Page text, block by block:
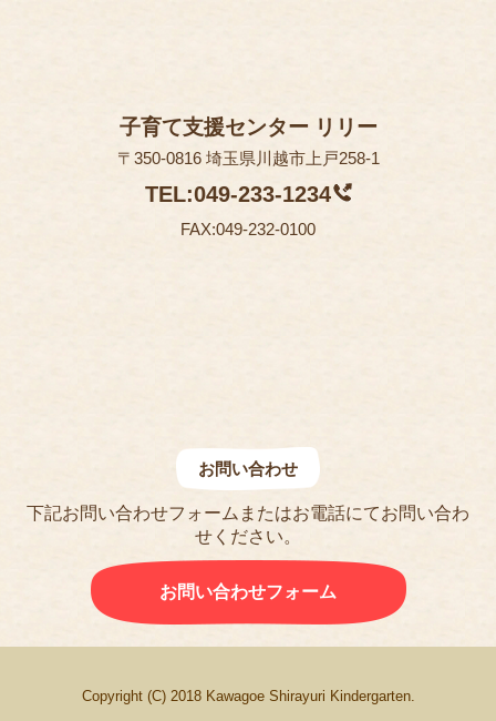
子育て支援センター リリー
〒350-0816 埼玉県川越市上戸258-1
TEL:049-233-1234
FAX:049-232-0100
お問い合わせ
下記お問い合わせフォームまたはお電話にてお問い合わ
せください。
お問い合わせフォーム
Copyright (C) 2018 Kawagoe Shirayuri Kindergarten.